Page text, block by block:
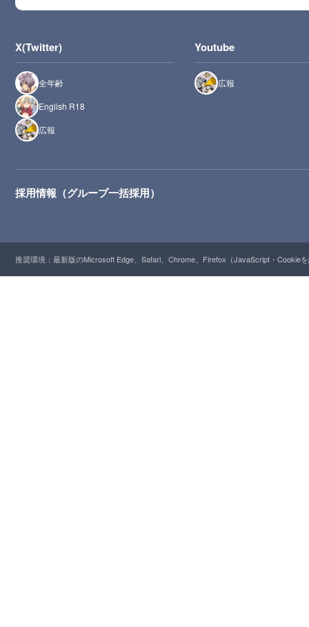
X(Twitter)
全年齢
English R18
広報
Youtube
広報
採用情報（グループ一括採用）
推奨環境：最新版のMicrosoft Edge、Safari、Chrome、Firefox（JavaScript・Cookie